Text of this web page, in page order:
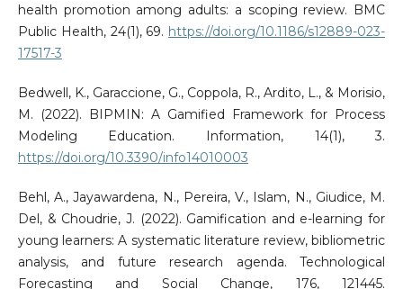
health promotion among adults: a scoping review. BMC
Public Health, 24(1), 69. https://doi.org/10.1186/s12889-023-
17517-3
Bedwell, K., Garaccione, G., Coppola, R., Ardito, L., & Morisio,
M. (2022). BIPMIN: A Gamified Framework for Process
Modeling Education. Information, 14(1), 3.
https://doi.org/10.3390/info14010003
Behl, A., Jayawardena, N., Pereira, V., Islam, N., Giudice, M.
Del, & Choudrie, J. (2022). Gamification and e-learning for
young learners: A systematic literature review, bibliometric
analysis, and future research agenda. Technological
Forecasting and Social Change, 176, 121445.